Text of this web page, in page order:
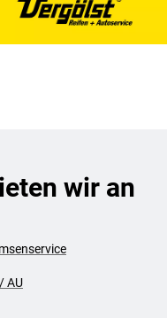
wir an
AU